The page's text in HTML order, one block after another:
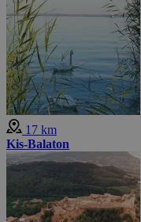
17 km
Kis-Balaton